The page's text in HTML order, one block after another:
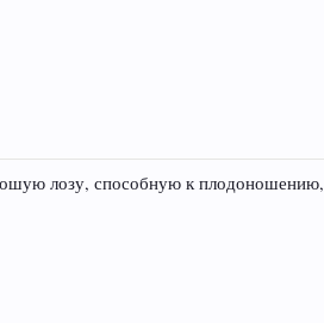
лозу, способную к плодоношению,